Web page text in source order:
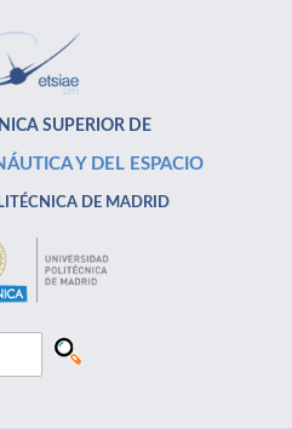
SUPERIOR DE
Y DEL ESPACIO
DE MADRID